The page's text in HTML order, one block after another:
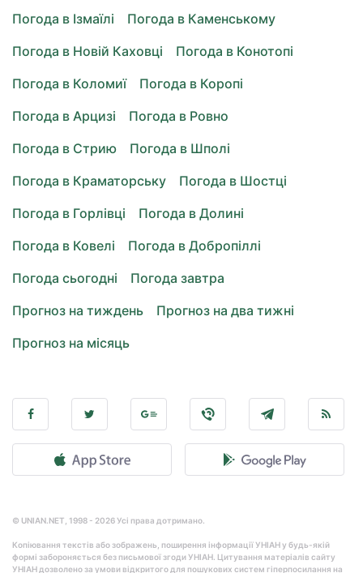
Погода в Ізмаїлі
Погода в Каменському
Погода в Новій Каховці
Погода в Конотопі
Погода в Коломиї
Погода в Коропі
Погода в Арцизі
Погода в Ровно
Погода в Стрию
Погода в Шполі
Погода в Краматорську
Погода в Шостці
Погода в Горлівці
Погода в Долині
Погода в Ковелі
Погода в Добропіллі
Погода сьогодні
Погода завтра
Прогноз на тиждень
Прогноз на два тижні
Прогноз на місяць
© UNIAN.NET, 1998 - 2026 Усі права дотримано.
Копіювання текстів або зображень, поширення інформації УНІАН у будь-якій
формі забороняється без письмової згоди УНІАН. Цитування матеріалів сайту
УНІАН дозволено за умови відкритого для пошукових систем гіперпосилання на